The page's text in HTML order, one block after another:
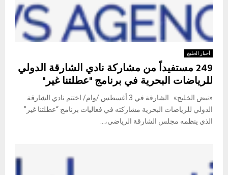
أخبار الخليج
249 مستفيداً من مشاركة نادي الشارقة الدولي
للرياضات البحرية في برنامج "عطلتنا غير"
«نبض الخليج» الشارقة في 3 أغسطس /وام/ اختتم نادي الشارقة
الدولي للرياضات البحرية مشاركته في فعاليات برنامج “عطلتنا غير”
الذي ينظمه مجلس الشارقة الرياضي،...